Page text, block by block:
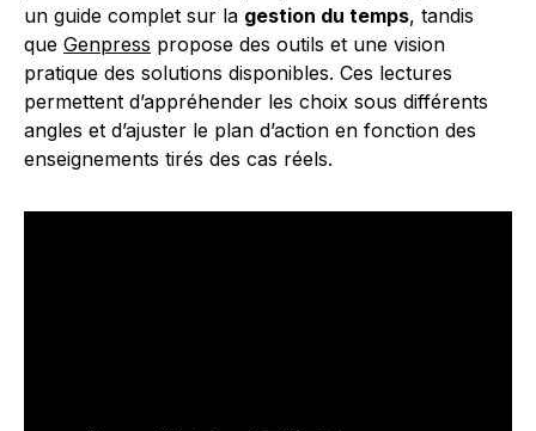
un guide complet sur la gestion du temps, tandis
que Genpress propose des outils et une vision
pratique des solutions disponibles. Ces lectures
permettent d’appréhender les choix sous différents
angles et d’ajuster le plan d’action en fonction des
enseignements tirés des cas réels.